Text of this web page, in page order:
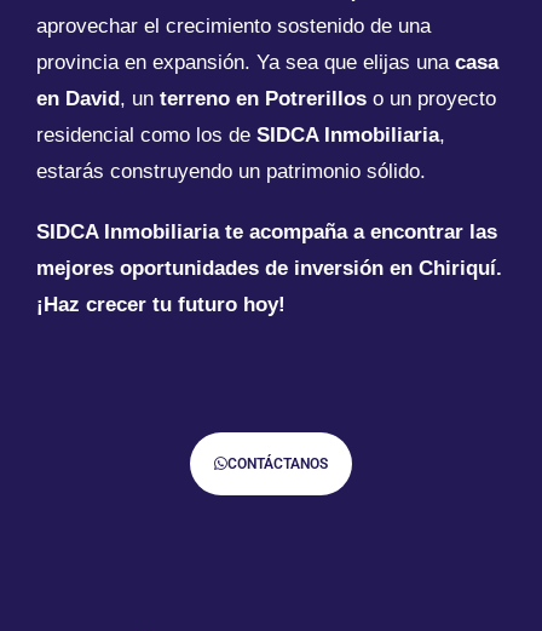
aprovechar el crecimiento sostenido de una
provincia en expansión. Ya sea que elijas una casa
en David, un terreno en Potrerillos o un proyecto
residencial como los de SIDCA Inmobiliaria,
estarás construyendo un patrimonio sólido.
SIDCA Inmobiliaria te acompaña a encontrar las
mejores oportunidades de inversión en Chiriquí.
¡Haz crecer tu futuro hoy!
CONTÁCTANOS